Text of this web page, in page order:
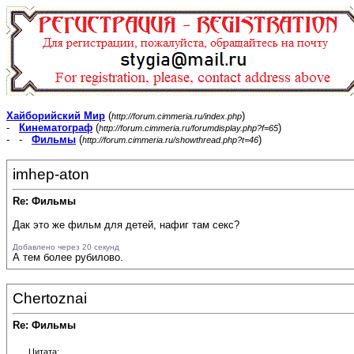
Хайборийский Мир (http://forum.cimmeria.ru/index.php)
-
Кинематограф (http://forum.cimmeria.ru/forumdisplay.php?f=65)
- - Фильмы (http://forum.cimmeria.ru/showthread.php?t=46)
imhep-aton
Re: Фильмы
Дак это же фильм для детей, нафиг там секс?
Добавлено через 20 секунд
А тем более рубилово.
Chertoznai
Re: Фильмы
Цитата: